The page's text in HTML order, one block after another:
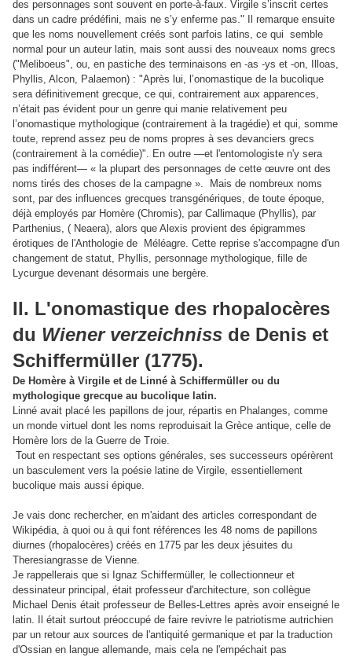
des personnages sont souvent en porte-à-faux. Virgile s’inscrit certes
dans un cadre prédéfini, mais ne s’y enferme pas ."
Il remarque ensuite
que les noms nouvellement créés sont parfois latins, ce qui semble
normal pour un auteur latin, mais sont aussi des nouveaux noms grecs
("Meliboeus", ou, en pastiche des terminaisons en -as -ys et -on, Illoas,
Phyllis, Alcon, Palaemon) : "Après lui, l’onomastique de la bucolique
sera définitivement grecque, ce qui, contrairement aux apparences,
n’était pas évident pour un genre qui manie relativement peu
l’onomastique mythologique (contrairement à la tragédie) et qui, somme
toute, reprend assez peu de noms propres à ses devanciers grecs
(contrairement à la comédie)". En outre —et l'entomologiste n'y sera
pas indifférent— « la plupart des personnages de cette œuvre ont des
noms tirés des choses de la campagne ». Mais de nombreux noms
sont, par des influences grecques transgénériques, de toute époque,
déjà employés par Homère (Chromis), par Callimaque (Phyllis), par
Parthenius, ( Neaera), alors que Alexis provient des épigrammes
érotiques de l'Anthologie de Méléagre. Cette reprise s'accompagne d'un
changement de statut, Phyllis, personnage mythologique, fille de
Lycurgue devenant désormais une bergère.
II. L'onomastique des rhopalocères
du Wiener verzeichniss de Denis et
Schiffermüller (1775).
De Homère à Virgile et de Linné à Schiffermüller ou du
mythologique grecque au bucolique latin.
Linné avait placé les papillons de jour, répartis en Phalanges, comme
un monde virtuel dont les noms reproduisait la Grèce antique, celle de
Homère lors de la Guerre de Troie.
Tout en respectant ses options générales, ses successeurs opérèrent
un basculement vers la poésie latine de Virgile, essentiellement
bucolique mais aussi épique.
Je vais donc rechercher, en m'aidant des articles correspondant de
Wikipédia, à quoi ou à qui font références les 48 noms de papillons
diurnes (rhopalocères) créés en 1775 par les deux jésuites du
Theresiangrasse de Vienne.
Je rappellerais que si Ignaz Schiffermüller, le collectionneur et
dessinateur principal, était professeur d'architecture, son collègue
Michael Denis était professeur de Belles-Lettres après avoir enseigné le
latin. Il était surtout préoccupé de faire revivre le patriotisme autrichien
par un retour aux sources de l'antiquité germanique et par la traduction
d'Ossian en langue allemande, mais cela ne l'empéchait pas